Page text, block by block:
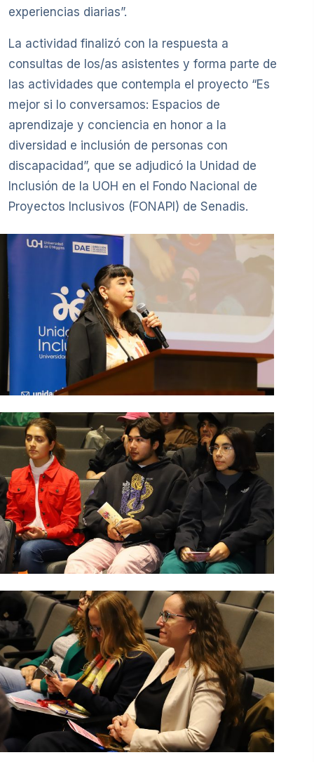
experiencias diarias”.
La actividad finalizó con la respuesta a
consultas de los/as asistentes y forma parte de
las actividades que contempla el proyecto “Es
mejor si lo conversamos: Espacios de
aprendizaje y conciencia en honor a la
diversidad e inclusión de personas con
discapacidad”, que se adjudicó la Unidad de
Inclusión de la UOH en el Fondo Nacional de
Proyectos Inclusivos (FONAPI) de Senadis.